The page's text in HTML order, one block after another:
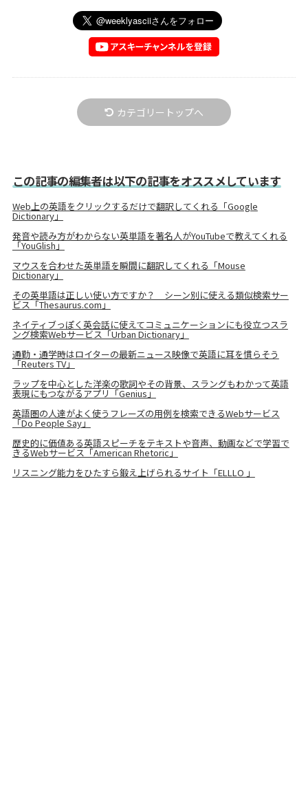
カテゴリートップへ
この記事の編集者は以下の記事をオススメしています
Web上の英語をクリックするだけで翻訳してくれる「Google
Dictionary」
発音や読み方がわからない英単語を著名人がYouTubeで教えてくれる
「YouGlish」
マウスを合わせた英単語を瞬間に翻訳してくれる「Mouse
Dictionary」
その英単語は正しい使い方ですか？ シーン別に使える類似検索サー
ビス「Thesaurus.com」
ネイティブっぽく英会話に使えてコミュニケーションにも役立つスラ
ング検索Webサービス「Urban Dictionary」
通勤・通学時はロイターの最新ニュース映像で英語に耳を慣らそう
「Reuters TV」
ラップを中心とした洋楽の歌詞やその背景、スラングもわかって英語
表現にもつながるアプリ「Genius」
英語圏の人達がよく使うフレーズの用例を検索できるWebサービス
「Do People Say」
歴史的に価値ある英語スピーチをテキストや音声、動画などで学習で
きるWebサービス「American Rhetoric」
リスニング能力をひたすら鍛え上げられるサイト「ELLLO 」